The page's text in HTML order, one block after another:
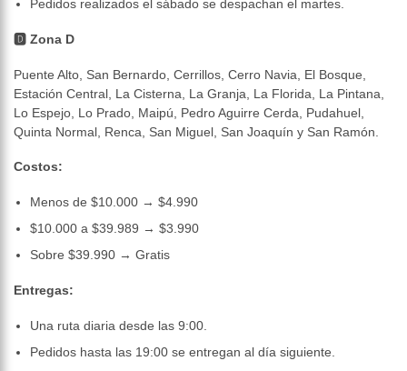
Pedidos realizados el sábado se despachan el martes.
🅳 Zona D
Puente Alto, San Bernardo, Cerrillos, Cerro Navia, El Bosque,
Estación Central, La Cisterna, La Granja, La Florida, La Pintana,
Lo Espejo, Lo Prado, Maipú, Pedro Aguirre Cerda, Pudahuel,
Quinta Normal, Renca, San Miguel, San Joaquín y San Ramón.
Costos:
Menos de $10.000 → $4.990
$10.000 a $39.989 → $3.990
Sobre $39.990 → Gratis
Entregas:
Una ruta diaria desde las 9:00.
Pedidos hasta las 19:00 se entregan al día siguiente.